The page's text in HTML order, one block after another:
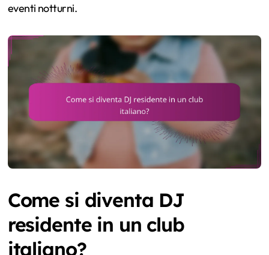
eventi notturni.
Come si diventa DJ
residente in un club
italiano?